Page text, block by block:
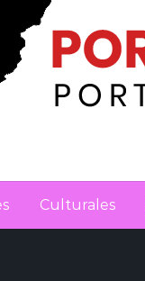
Culturales